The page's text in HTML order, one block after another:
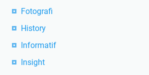
Fotografi
History
Informatif
Insight